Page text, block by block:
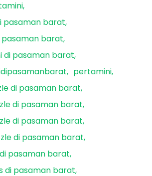
pasaman barat
barat
di pasaman barat
pertamini
di pasaman barat
di pasaman barat
di pasaman barat
di pasaman barat
pasaman barat
di pasaman barat